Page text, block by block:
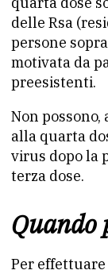
delle Rsa
persone
motivata da
preesistenti.
Non
alla quarta
virus dopo la
terza dose.
Quando
Per